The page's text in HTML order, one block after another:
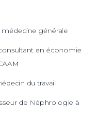
médecine générale
en économie
du travail
de Néphrologie à